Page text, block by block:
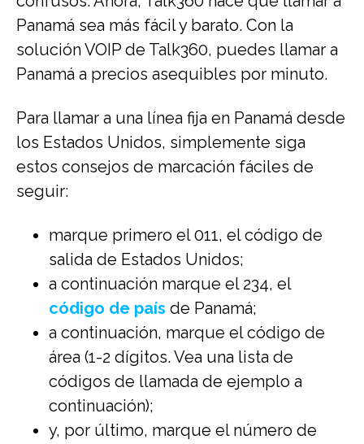
Panamá sea más fácil y barato. Con la
solución VOIP de Talk360, puedes llamar a
Panamá a precios asequibles por minuto.
Para llamar a una línea fija en Panamá desde
los Estados Unidos, simplemente siga
estos consejos de marcación fáciles de
seguir:
marque primero el 011, el código de
salida de Estados Unidos;
a continuación marque el 234, el
código de país de Panamá;
a continuación, marque el código de
área (1-2 dígitos. Vea una lista de
códigos de llamada de ejemplo a
continuación);
y, por último, marque el número de